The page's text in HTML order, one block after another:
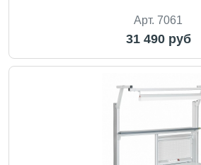
Арт. 7061
31 490 руб